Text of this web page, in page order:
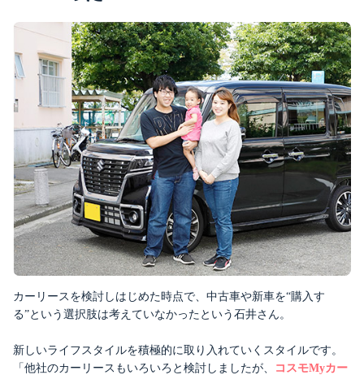
カーリースを検討しはじめた時点で、中古車や新車を“購入す
る”という選択肢は考えていなかったという石井さん。
新しいライフスタイルを積極的に取り入れていくスタイルです。
「他社のカーリースもいろいろと検討しましたが、
コスモMyカー